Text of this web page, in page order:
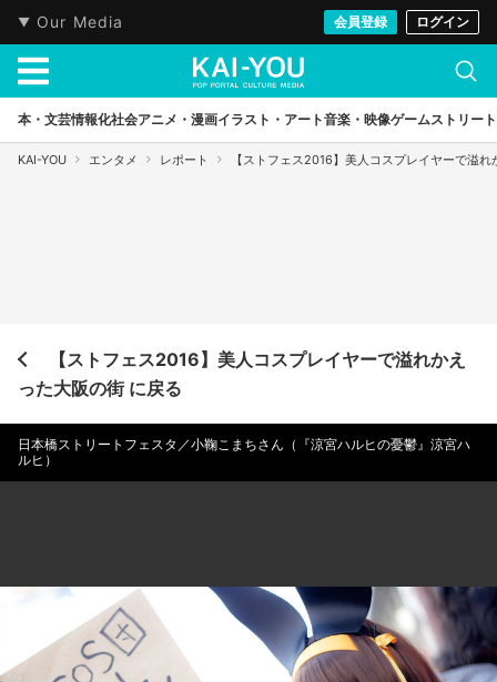
Our Media 会員登録 ログイン
本・文芸情報化社会アニメ・漫画イラスト・アート音楽・映像ゲームストリート
KAI-YOU エンタメ レポート 【ストフェス2016】美人コスプレイヤーで溢
【ストフェス2016】美人コスプレイヤーで溢れかえ
った大阪の街 に戻る
日本橋ストリートフェスタ／小鞠こまちさん（『涼宮ハルヒの憂鬱』涼宮ハ
ルヒ）